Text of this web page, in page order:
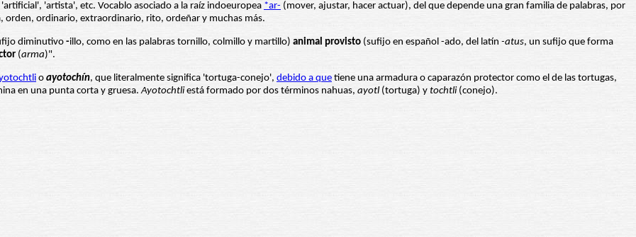
'artificial', 'artista', etc. Vocablo asociado a la raíz indoeuropea *ar- (mover, ajustar, hacer actuar), del que depende una gran familia de palabras, por
ordinario, extraordinario, rito, ordeñar y muchas más.
diminutivo -illo, como en las palabras tornillo, colmillo y martillo) animal provisto (sufijo en español -ado, del latín -atus, un sufijo que forma
(arma)".
o ayotochín, que literalmente significa 'tortuga-conejo', debido a que tiene una armadura o caparazón protector como el de las tortugas,
en una punta corta y gruesa.Ayotochtli está formado por dos términos nahuas, ayotl (tortuga) y tochtli (conejo).